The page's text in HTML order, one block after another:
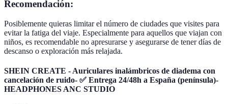
Recomendación:
Posiblemente quieras limitar el número de ciudades que visites para
evitar la fatiga del viaje. Especialmente para aquellos que viajan con
niños, es recomendable no apresurarse y asegurarse de tener días de
descanso o exploración más relajada.
SHEIN CREATE - Auriculares inalámbricos de diadema con
cancelación de ruido- ✅ Entrega 24/48h a España (península)-
HEADPHONES ANC STUDIO